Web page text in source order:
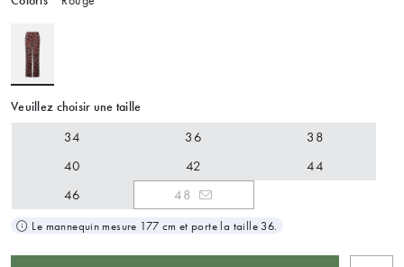
Veuillez choisir une taille
34 36
38
40
42
44
46
48
Le mannequin mesure 177 cm et porte la taille 36.